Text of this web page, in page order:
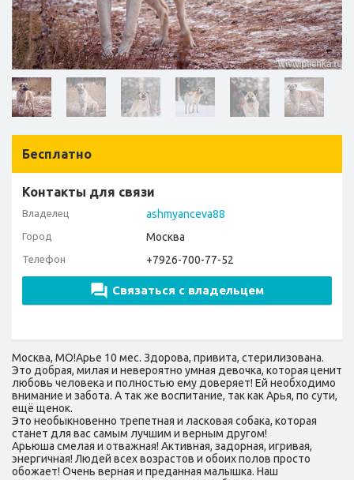
Бесплатно
Контакты для связи
Владелец ashmyanceva88
Город Москва
Телефон +7926-700-77-52
Связаться с владельцем
Москва, МО!Арье 10 мес. Здорова, привита, стерилизована.
Это добрая, милая и невероятно умная девочка, которая ценит
любовь человека и полностью ему доверяет! Ей необходимо
внимание и забота. А так же воспитание, так как Арья, по сути,
ещё щенок.
Это необыкновенно трепетная и ласковая собака, которая
станет для вас самым лучшим и верным другом!
Арьюша смелая и отважная! Активная, задорная, игривая,
энергичная! Людей всех возрастов и обоих полов просто
обожает! Очень верная и преданная малышка. Наш